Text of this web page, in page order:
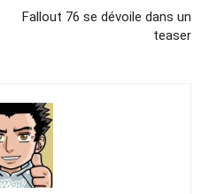
Fallout 76 se dévoile dans un
teaser